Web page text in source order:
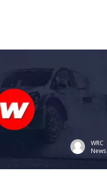
WRC
News